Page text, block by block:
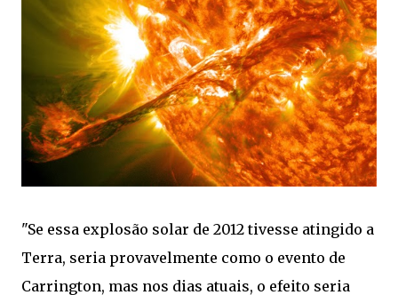
"Se essa explosão solar de 2012 tivesse atingido a
Terra, seria provavelmente como o evento de
Carrington, mas nos dias atuais, o efeito seria